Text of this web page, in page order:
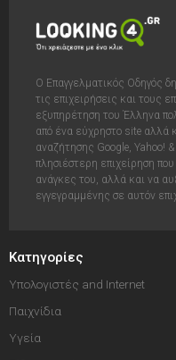
Ο Επαγγελματικός Οδηγός
τις επιχειρήσεις και τους
εξυπηρέτηση του Έλληνα
από ένα εύχρηστο site
αναζήτησης Google, Yahoo!
πλησιέστερη επιχείρηση
ανάγκες του, αλλά και να
εγγεγραμμένης σε αυτόν
Κατηγορίες
Υπολογιστές and Internet
Παιχνίδια
Υγεία